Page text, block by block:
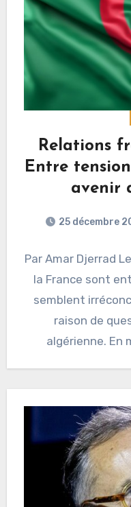
Relations
Entre
avenir
25 décembre
Par Amar Djerrad
la France sont
semblent
raison de
algérienne. En